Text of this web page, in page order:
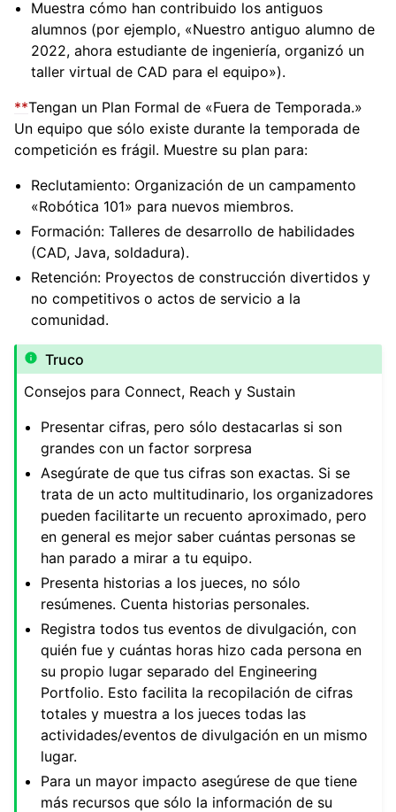
Muestra cómo han contribuido los antiguos
alumnos (por ejemplo, «Nuestro antiguo alumno de
2022, ahora estudiante de ingeniería, organizó un
taller virtual de CAD para el equipo»).
**Tengan un Plan Formal de «Fuera de Temporada.»
Un equipo que sólo existe durante la temporada de
competición es frágil. Muestre su plan para:
Reclutamiento: Organización de un campamento
«Robótica 101» para nuevos miembros.
Formación: Talleres de desarrollo de habilidades
(CAD, Java, soldadura).
Retención: Proyectos de construcción divertidos y
no competitivos o actos de servicio a la
comunidad.
Truco
Consejos para Connect, Reach y Sustain
Presentar cifras, pero sólo destacarlas si son
grandes con un factor sorpresa
Asegúrate de que tus cifras son exactas. Si se
trata de un acto multitudinario, los organizadores
pueden facilitarte un recuento aproximado, pero
en general es mejor saber cuántas personas se
han parado a mirar a tu equipo.
Presenta historias a los jueces, no sólo
resúmenes. Cuenta historias personales.
Registra todos tus eventos de divulgación, con
quién fue y cuántas horas hizo cada persona en
su propio lugar separado del Engineering
Portfolio. Esto facilita la recopilación de cifras
totales y muestra a los jueces todas las
actividades/eventos de divulgación en un mismo
lugar.
Para un mayor impacto asegúrese de que tiene
más recursos que sólo la información de su